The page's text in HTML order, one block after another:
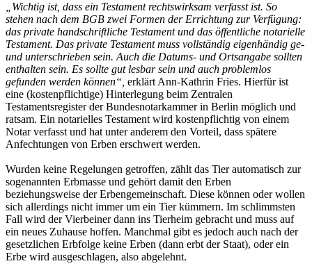
„Wichtig ist, dass ein Testament rechtswirksam verfasst ist. So
stehen nach dem BGB zwei Formen der Errichtung zur Verfügung:
das private handschriftliche Testament und das öffentliche notarielle
Testament. Das private Testament muss vollständig eigenhändig ge-
und unterschrieben sein. Auch die Datums- und Ortsangabe sollten
enthalten sein. Es sollte gut lesbar sein und auch problemlos
gefunden werden können“, erklärt Ann-Kathrin Fries. Hierfür ist
eine (kostenpflichtige) Hinterlegung beim Zentralen
Testamentsregister der Bundesnotarkammer in Berlin möglich und
ratsam. Ein notarielles Testament wird kostenpflichtig von einem
Notar verfasst und hat unter anderem den Vorteil, dass spätere
Anfechtungen von Erben erschwert werden.
Wurden keine Regelungen getroffen, zählt das Tier automatisch zur
sogenannten Erbmasse und gehört damit den Erben
beziehungsweise der Erbengemeinschaft. Diese können oder wollen
sich allerdings nicht immer um ein Tier kümmern. Im schlimmsten
Fall wird der Vierbeiner dann ins Tierheim gebracht und muss auf
ein neues Zuhause hoffen. Manchmal gibt es jedoch auch nach der
gesetzlichen Erbfolge keine Erben (dann erbt der Staat), oder ein
Erbe wird ausgeschlagen, also abgelehnt.